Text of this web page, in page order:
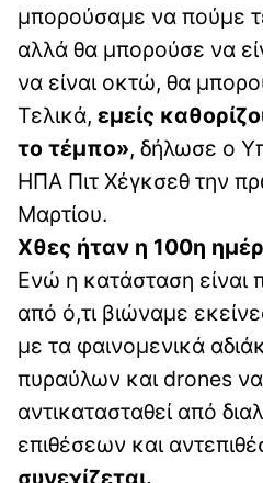
μπορούσαμε να πούμε
αλλά θα μπορούσε να
να είναι οκτώ, θα
Τελικά, εμείς
το τέμπο», δήλωσε ο
ΗΠΑ Πιτ Χέγκσεθ την
Μαρτίου.
Χθες ήταν η 100η
Ενώ η κατάσταση είναι
από ό,τι βιώναμε
με τα φαινομενικά
πυραύλων και drones
αντικατασταθεί από
επιθέσεων και